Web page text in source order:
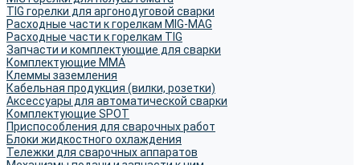
TIG горелки для аргонодуговой сварки
Расходные части к горелкам MIG-MAG
Расходные части к горелкам TIG
Запчасти и комплектующие для сварки
Комплектующие ММА
Клеммы заземления
Кабельная продукция (вилки, розетки)
Аксессуары для автоматической сварки
Комплектующие SPOT
Приспособления для сварочных работ
Блоки жидкостного охлаждения
Тележки для сварочных аппаратов